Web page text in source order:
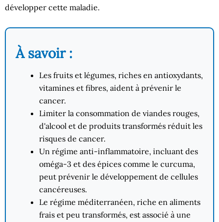
développer cette maladie.
À savoir :
Les fruits et légumes, riches en antioxydants,
vitamines et fibres, aident à prévenir le
cancer.
Limiter la consommation de viandes rouges,
d'alcool et de produits transformés réduit les
risques de cancer.
Un régime anti-inflammatoire, incluant des
oméga-3 et des épices comme le curcuma,
peut prévenir le développement de cellules
cancéreuses.
Le régime méditerranéen, riche en aliments
frais et peu transformés, est associé à une